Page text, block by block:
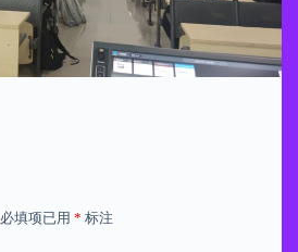
必填项已用 * 标注